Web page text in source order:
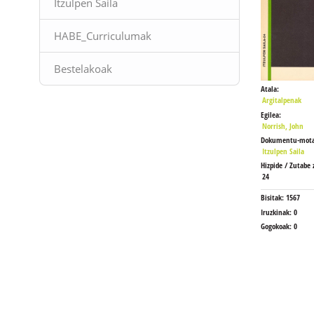
Itzulpen Saila
HABE_Curriculumak
Bestelakoak
Atala:
Argitalpenak
Egilea:
Norrish, John
Dokumentu-
Itzulpen Saila
Hizpide / Zutabe
24
Bisitak: 1567
Iruzkinak: 0
Gogokoak: 0